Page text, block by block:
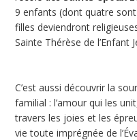
9 enfants (dont quatre
filles deviendront
Sainte Thérèse de l’Enfant
C’est aussi découvrir la
familial : l’amour qui les
travers les joies et les
vie toute imprégnée de